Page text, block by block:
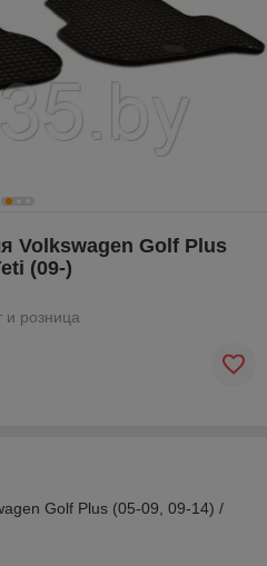
Volkswagen Golf Plus
(09-)
и розница
Golf Plus (05-09, 09-14) /